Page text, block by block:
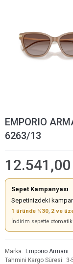
EMPORIO
6263/13
12.541,00
Sepet Kampanyası
Sepetinizdeki
1 üründe %30, 2 ve
İndirim sepette otomatik
Marka
Emporio Armani
Tahmini Kargo Süresi
3-